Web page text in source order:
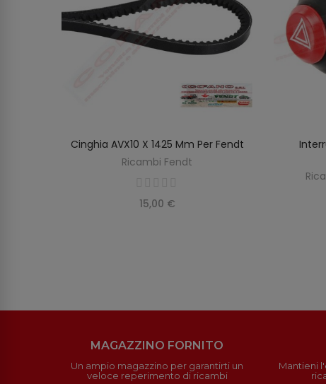
AGGIUNGI AL CARRELLO
Cinghia AVX10 X 1425 Mm Per Fendt
Ricambi Fendt
15,00 €
MAGAZZINO FORNITO
Un ampio magazzino per garantirti un
veloce reperimento di ricambi
Mantieni